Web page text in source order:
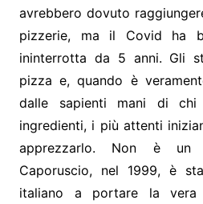
avrebbero dovuto
pizzerie, ma il Covid ha
ininterrotta da 5 anni. Gli
pizza e, quando è
dalle sapienti mani di chi
ingredienti, i più attenti
apprezzarlo. Non è un
Caporuscio, nel 1999, è
italiano a portare la vera